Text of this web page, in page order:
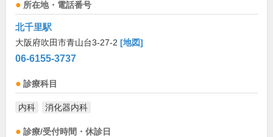
所在地・電話番号
北千里駅
大阪府吹田市青山台3-27-2 [地図]
06-6155-3737
診療科目
内科 消化器内科
診療/受付時間・休診日